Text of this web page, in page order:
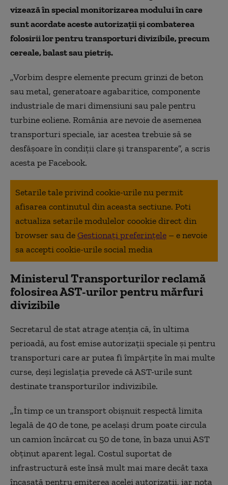
vizează în special monitorizarea modului în care
sunt acordate aceste autorizații și combaterea
folosirii lor pentru transporturi divizibile, precum
cereale, balast sau pietriș.
„Vorbim despre elemente precum grinzi de beton
sau metal, generatoare agabaritice, componente
industriale de mari dimensiuni sau pale pentru
turbine eoliene. România are nevoie de asemenea
transporturi speciale, iar acestea trebuie să se
desfășoare în condiții clare și transparente”, a scris
acesta pe Facebook.
Setarile tale privind cookie-urile nu permit
afisarea continutul din aceasta sectiune. Poti
actualiza setarile modulelor coookie direct din
browser sau deGestionați preferințele – e nevoie
sa accepti cookie-urile social media
Ministerul Transporturilor reclamă
folosirea AST-urilor pentru mărfuri
divizibile
Secretarul de stat atrage atenția că, în ultima
perioadă, au fost emise autorizații speciale și pentru
transporturi care ar putea fi împărțite în mai multe
curse, deși legislația prevede că AST-urile sunt
destinate transporturilor indivizibile.
„În timp ce un transport obișnuit respectă limita
legală de 40 de tone, pe același drum poate circula
un camion încărcat cu 50 de tone, în baza unui AST
obținut aparent legal. Costul suportat de
infrastructură este însă mult mai mare decât taxa
încasată pentru emiterea acelei autorizații, iar nota